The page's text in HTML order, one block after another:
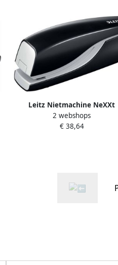
Leitz Nietmachine NeXXt
elektrisch contactloos 10 vel
zwart
2 webshops
€ 38,64